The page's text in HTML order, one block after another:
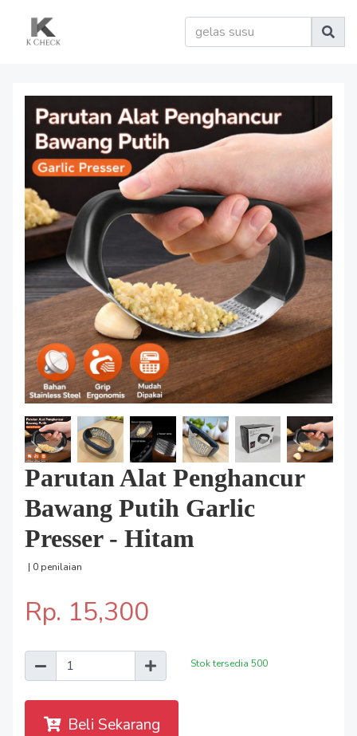
Parutan Alat Penghancur
Bawang Putih Garlic
Presser - Hitam
| 0 penilaian
Rp. 15,300
Stok tersedia 500
Beli Sekarang